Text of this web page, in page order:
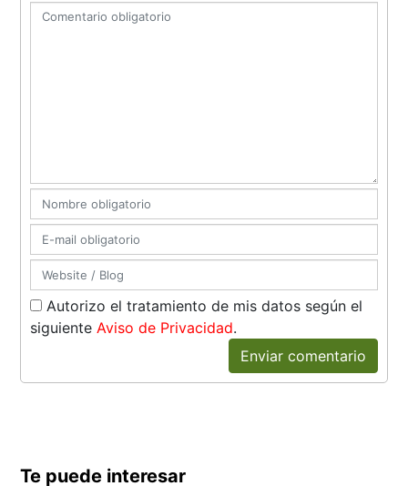
Autorizo el tratamiento de mis datos según el
siguienteAviso de Privacidad.
Enviar comentario
Te puede interesar